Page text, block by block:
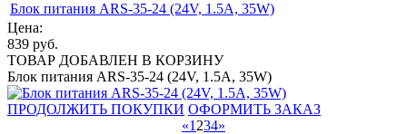
Блок питания ARS-35-24 (24V, 1.5A, 35W)
Цена:
839 руб.
ТОВАР ДОБАВЛЕН В КОРЗИНУ
Блок питания ARS-35-24 (24V, 1.5A, 35W)
ПРОДОЛЖИТЬ ПОКУПКИ ОФОРМИТЬ ЗАКАЗ
«1 234»